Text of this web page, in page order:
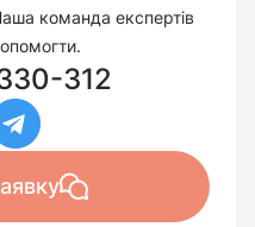
команда експертів
312